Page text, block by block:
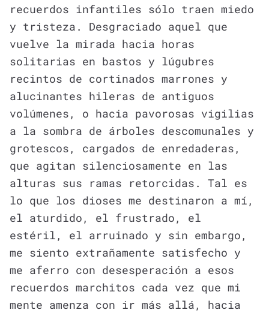
recuerdos infantiles sólo traen miedo
y tristeza. Desgraciado aquel que
vuelve la mirada hacia horas
solitarias en bastos y lúgubres
recintos de cortinados marrones y
alucinantes hileras de antiguos
volúmenes, o hacia pavorosas vigilias
a la sombra de árboles descomunales y
grotescos, cargados de enredaderas,
que agitan silenciosamente en las
alturas sus ramas retorcidas. Tal es
lo que los dioses me destinaron a mí,
el aturdido, el frustrado, el
estéril, el arruinado y sin embargo,
me siento extrañamente satisfecho y
me aferro con desesperación a esos
recuerdos marchitos cada vez que mi
mente amenza con ir más allá, hacia